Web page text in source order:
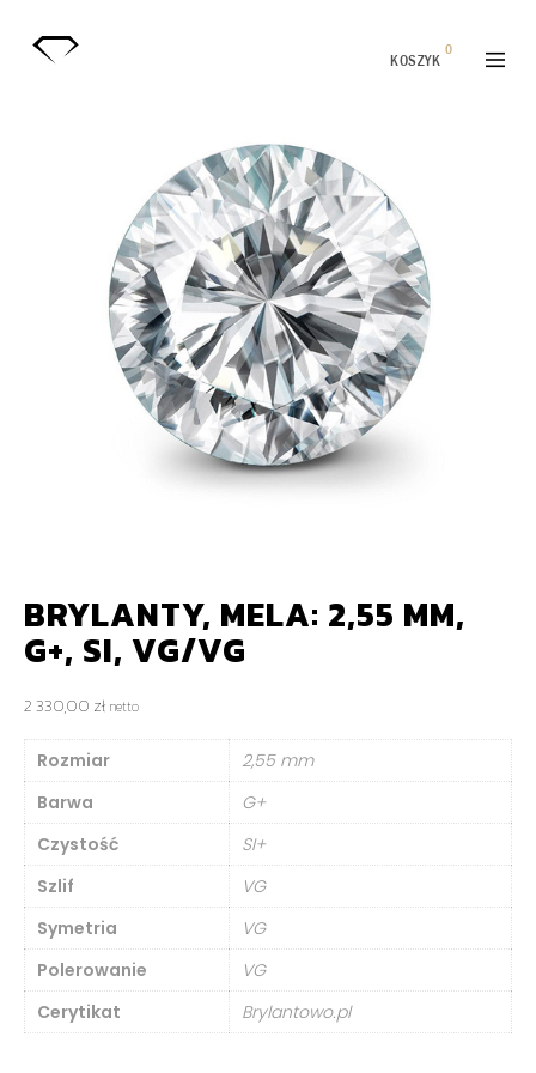
KOSZYK
0
BRYLANTY, MELA: 2,55 MM,
G+, SI, VG/VG
2 330,00 zł netto
Rozmiar
2,55 mm
Barwa
G+
Czystość
SI+
Szlif
VG
Symetria
VG
Polerowanie
VG
Cerytikat
Brylantowo.pl